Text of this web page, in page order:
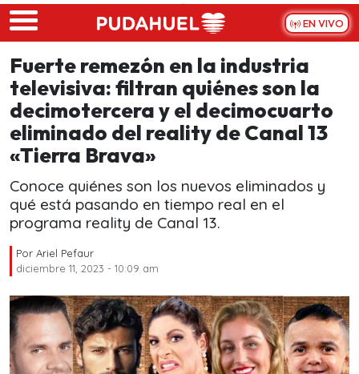
Skip to main content
EN VIVO
Fuerte remezón en la industria
televisiva: filtran quiénes son la
decimotercera y el decimocuarto
eliminado del reality de Canal 13
«Tierra Brava»
Conoce quiénes son los nuevos eliminados y
qué está pasando en tiempo real en el
programa reality de Canal 13.
Por Ariel Pefaur
diciembre 11, 2023 - 10:09 am